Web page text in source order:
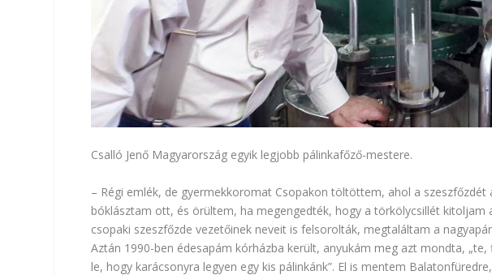
Csalló Jenő Magyarország egyik legjobb pálinkafőző-mestere.
– Régi emlék, de gyermekkoromat Csopakon töltöttem, ahol a
bóklásztam ott, és örültem, ha megengedték, hogy a törkölycsillét kitoljam
csopaki szeszfőzde vezetőinek neveit is felsorolták, megtaláltam a
Aztán 1990-ben édesapám kórházba került, anyukám meg azt mondta,
le, hogy karácsonyra legyen egy kis pálinkánk”. El is mentem